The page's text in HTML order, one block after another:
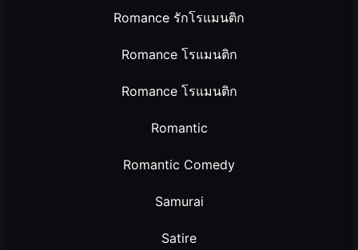
Romance รักโรแมนติก
Romance โรแมนติก
Romance โรแมนติก
Romantic
Romantic Comedy
Samurai
Satire